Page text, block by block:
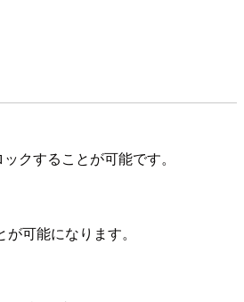
クすることが可能です。
可能になります。